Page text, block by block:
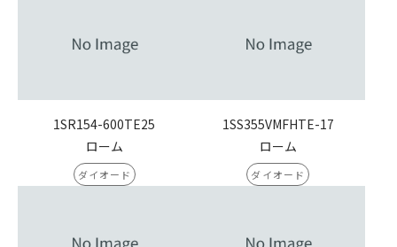
1SR154-600TE25
ローム
ダイオード
1SS355VMFHTE-17
ローム
ダイオード